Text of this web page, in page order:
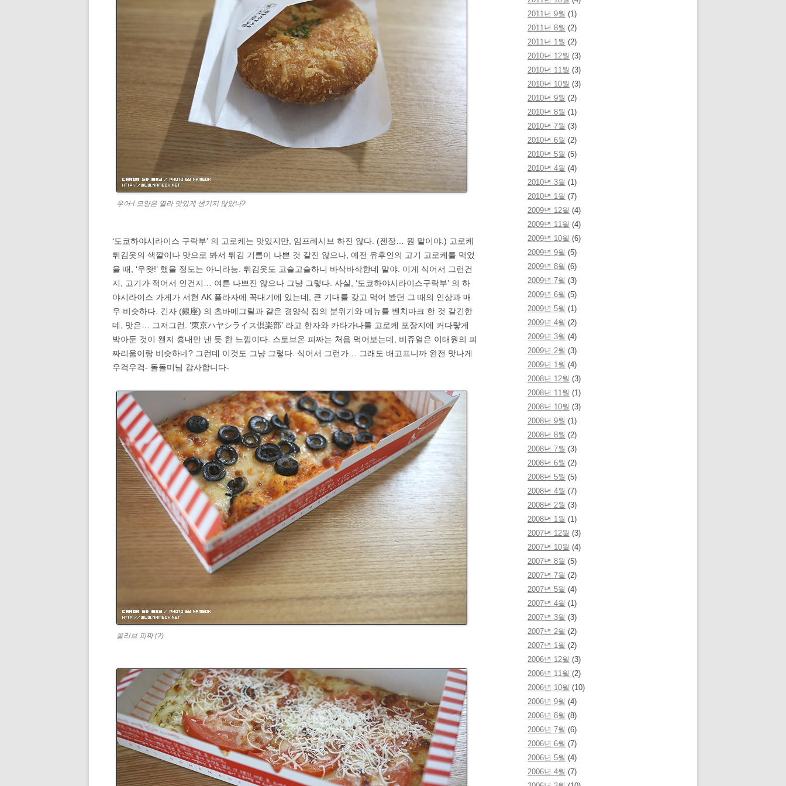
우어-! 모양은 열라 맛있게 생기지 않았나?
‘도쿄하야시라이스 구락부’ 의 고로케는 맛있지만, 임프레시브 하진 않다. (젠장… 뭔 말이야.) 고로케
튀김옷의 색깔이나 맛으로 봐서 튀김 기름이 나쁜 것 같진 않으나, 예전 유후인의 고기 고로케를 먹었
을 때, ‘우왓!’ 했을 정도는 아니라능. 튀김옷도 고슬고슬하니 바삭바삭한데 말야. 이게 식어서 그런건
지, 고기가 적어서 인건지… 여튼 나쁘진 않으나 그냥 그렇다. 사실, ‘도쿄하야시라이스구락부’ 의 하
야시라이스 가게가 서현 AK 플라자에 꼭대기에 있는데, 큰 기대를 갖고 먹어 봤던 그 때의 인상과 매
우 비슷하다. 긴자 (銀座) 의 츠바메그릴과 같은 경양식 집의 분위기와 메뉴를 벤치마크 한 것 같긴한
데, 맛은… 그저그런. ‘東京ハヤシライス倶楽部’ 라고 한자와 카타가나를 고로케 포장지에 커다랗게
박아둔 것이 왠지 흉내만 낸 듯 한 느낌이다. 스토브온 피짜는 처음 먹어보는데, 비쥬얼은 이태원의 피
짜리움이랑 비슷하네? 그런데 이것도 그냥 그렇다. 식어서 그런가… 그래도 배고프니까 완전 맛나게
우걱우걱- 돌돌미님 감사합니다-
올리브 피짜 (?)
2011년 9월 (1)
2011년 8월 (2)
2011년 1월 (2)
2010년 12월 (3)
2010년 11월 (3)
2010년 10월 (3)
2010년 9월 (2)
2010년 8월 (1)
2010년 7월 (3)
2010년 6월 (2)
2010년 5월 (5)
2010년 4월 (4)
2010년 3월 (1)
2010년 1월 (7)
2009년 12월 (4)
2009년 11월 (4)
2009년 10월 (6)
2009년 9월 (5)
2009년 8월 (6)
2009년 7월 (3)
2009년 6월 (5)
2009년 5월 (1)
2009년 4월 (2)
2009년 3월 (4)
2009년 2월 (3)
2009년 1월 (4)
2008년 12월 (3)
2008년 11월 (1)
2008년 10월 (3)
2008년 9월 (1)
2008년 8월 (2)
2008년 7월 (3)
2008년 6월 (2)
2008년 5월 (5)
2008년 4월 (7)
2008년 2월 (3)
2008년 1월 (1)
2007년 12월 (3)
2007년 10월 (4)
2007년 8월 (5)
2007년 7월 (2)
2007년 5월 (4)
2007년 4월 (1)
2007년 3월 (3)
2007년 2월 (2)
2007년 1월 (2)
2006년 12월 (3)
2006년 11월 (2)
2006년 10월 (10)
2006년 9월 (4)
2006년 8월 (8)
2006년 7월 (6)
2006년 6월 (7)
2006년 5월 (4)
2006년 4월 (7)